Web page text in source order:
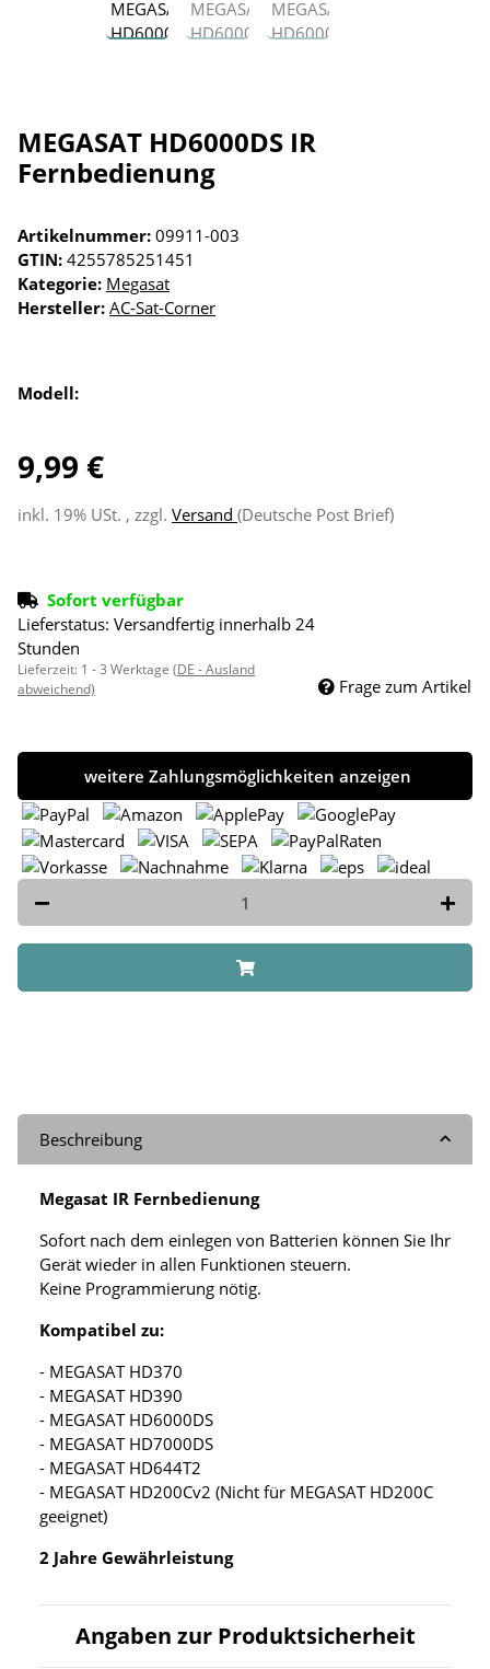
MEGASAT HD6000DS IR
Fernbedienung
Artikelnummer: 09911-003
GTIN: 4255785251451
Kategorie: Megasat
Hersteller: AC-Sat-Corner
Modell:
9,99 €
inkl. 19% USt. , zzgl. Versand (Deutsche Post Brief)
Sofort verfügbar
Lieferstatus: Versandfertig innerhalb 24
Stunden
Lieferzeit: 1 - 3 Werktage (DE - Ausland
abweichend)
Frage zum Artikel
weitere Zahlungsmöglichkeiten anzeigen
Beschreibung
Megasat IR Fernbedienung
Sofort nach dem einlegen von Batterien können Sie Ihr
Gerät wieder in allen Funktionen steuern.
Keine Programmierung nötig.
Kompatibel zu:
- MEGASAT HD370
- MEGASAT HD390
- MEGASAT HD6000DS
- MEGASAT HD7000DS
- MEGASAT HD644T2
- MEGASAT HD200Cv2 (Nicht für MEGASAT HD200C
geeignet)
2 Jahre Gewährleistung
Angaben zur Produktsicherheit